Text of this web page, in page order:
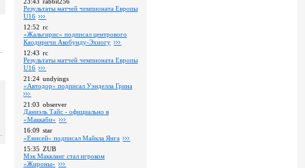
Pезультаты матчей чемпионата Европы
U16
12:52 rc
«Жальгирис» подписал центрового
Каодиричи Акобунду-Эхиогу
12:43 rc
Pезультаты матчей чемпионата Европы
U16
21:24 undyings
«Автодор» подписал Уэнделла Грина
21:03 observer
Даниэль Тайс - официально в
«Маккаби»
16:09 star
«Енисей» подписал Майкла Янга
15:35 ZUB
Мэк Маккланг стал игроком
«Жироны»